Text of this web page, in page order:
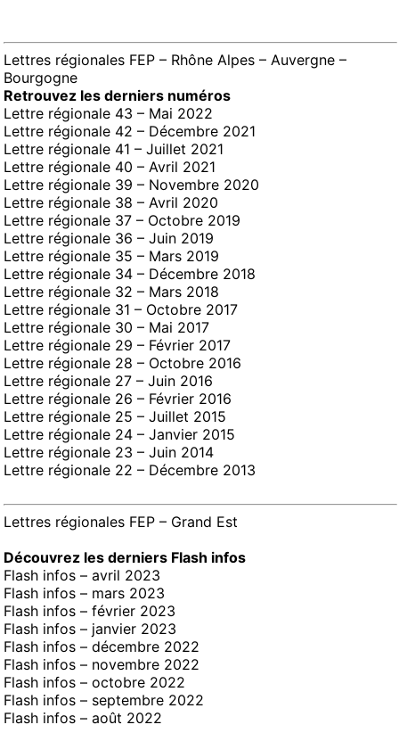
Lettres régionales FEP – Rhône Alpes – Auvergne –
Bourgogne
Retrouvez les derniers numéros
Lettre régionale 43 – Mai 2022
Lettre régionale 42 – Décembre 2021
Lettre régionale 41 – Juillet 2021
Lettre régionale 40 – Avril 2021
Lettre régionale 39 – Novembre 2020
Lettre régionale 38 – Avril 2020
Lettre régionale 37 – Octobre 2019
Lettre régionale 36 – Juin 2019
Lettre régionale 35 – Mars 2019
Lettre régionale 34 – Décembre 2018
Lettre régionale 32 – Mars 2018
Lettre régionale 31 – Octobre 2017
Lettre régionale 30 – Mai 2017
Lettre régionale 29 – Février 2017
Lettre régionale 28 – Octobre 2016
Lettre régionale 27 – Juin 2016
Lettre régionale 26 – Février 2016
Lettre régionale 25 – Juillet 2015
Lettre régionale 24 – Janvier 2015
Lettre régionale 23 – Juin 2014
Lettre régionale 22 – Décembre 2013
Lettres régionales FEP – Grand Est
Découvrez les derniers Flash infos
Flash infos – avril 2023
Flash infos – mars 2023
Flash infos – février 2023
Flash infos – janvier 2023
Flash infos – décembre 2022
Flash infos – novembre 2022
Flash infos – octobre 2022
Flash infos – septembre 2022
Flash infos – août 2022